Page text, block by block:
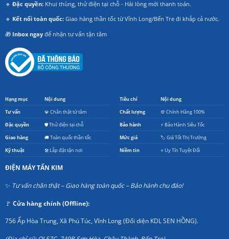
🔹 Đặc quyền:Khui thùng, thử điện tại chỗ - Hài lòng mới thanh toán.
🔹 Kết nối toàn quốc:Giao hàng thần tốc từ Vĩnh Long/Bến Tre đi khắp cả nước.
🎁 Inbox ngayđể nhận tư vấn tận tâm
Hạng mục Nội dung
Tư vấn 💎 Chân thật từ tâm
Đặc quyền 🛡️ Thử điện tại chỗ
Giao hàng 🚚 Toàn quốc thần tốc
Kỹ thuật 🛠️ Lắp đặt tận nơi
Tiêu chí Nội dung
Chất lượng 💯 Chính Hãng 100%
Bảo hành ⚡ Bảo Hành Siêu Tốc
Mức giá 🏷️ Giá Tốt Thị Trường
Niềm tin ⭐ Uy Tín Tuyệt Đối
ĐIỆN MÁY TẤN KIM
✨ Tư vấn chân thật – Giao hàng toàn quốc – Bảo hành chu đáo!
🚩 Cửa hàng chính (Offline):
756 Ấp Hòa Trung, Xã Phú Túc, Vĩnh Long (Đối diện KDL SEN HỒNG).